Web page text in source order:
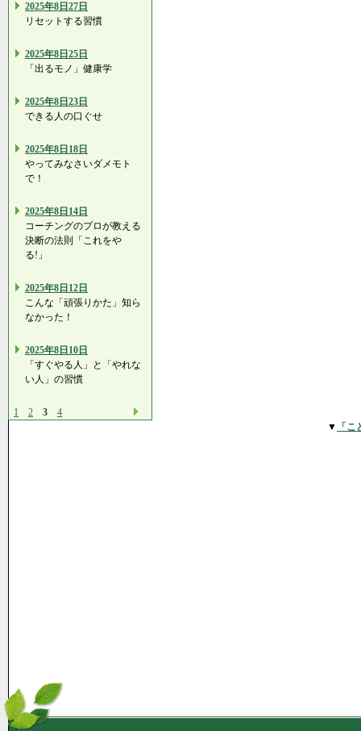
2025年8日27日
リセットする習慣
2025年8日25日
「出るモノ」健康学
2025年8日23日
できる人の口ぐせ
2025年8日18日
やってみなさいダメモト
で！
2025年8日14日
コーチングのプロが教える
決断の法則「これをや
る!」
2025年8日12日
こんな「頑張りかた」知ら
なかった！
2025年8日10日
「すぐやる人」と「やれな
い人」の習慣
1 2 3 4
▼ 「